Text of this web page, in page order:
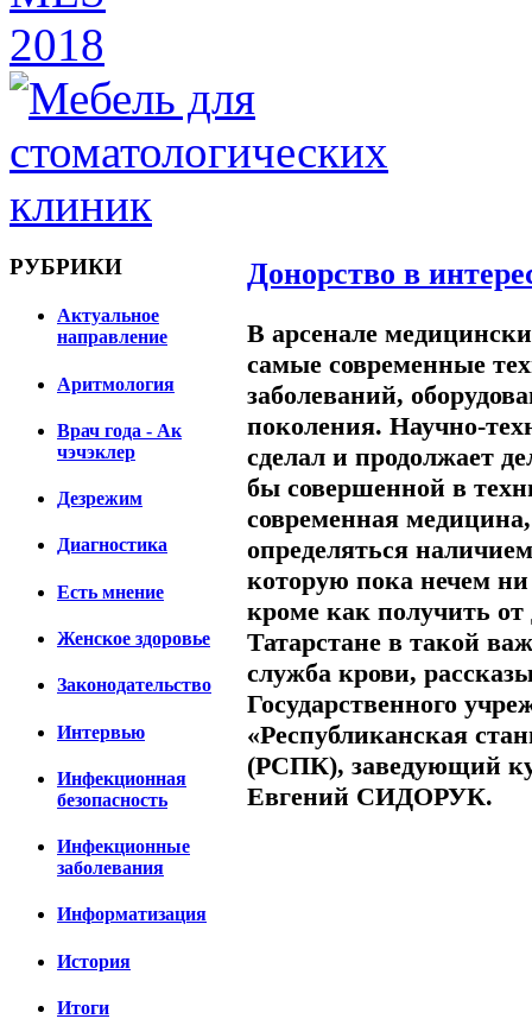
РУБРИКИ
Актуальное
направление
Аритмология
Врач года - Ак
чэчэклер
Дезрежим
Диагностика
Есть мнение
Женское здоровье
Законодательство
Интервью
Инфекционная
безопасность
Инфекционные
заболевания
Информатизация
История
Итоги
Донорство в
В арсенале
самые современные
заболеваний,
поколения. Научно-
сделал и продолжает
бы совершенной в
современная
определяться
которую пока нечем
кроме как получить от
Татарстане в такой
служба крови,
Государственного
«Республиканская
(РСПК), заведующий
Евгений СИДОРУК.